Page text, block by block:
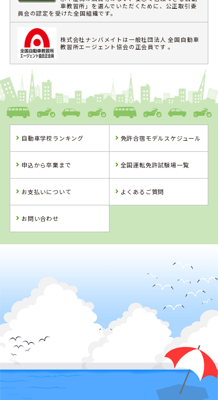
車教習所」を選んでいただくために、公正取引委
員会の認定を受けた全国組織です。
株式会社ナンバメイトは一般社団法人 全国自動車
教習所エージェント協会の正会員です 。
自動車学校ランキング 免許合宿モデルスケジュール
申込から卒業まで 全国運転免許試験場一覧
お支払いについて よくあるご質問
お問い合わせ